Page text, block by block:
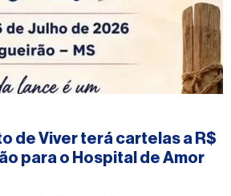
de Viver terá cartelas a R$
para o Hospital de Amor